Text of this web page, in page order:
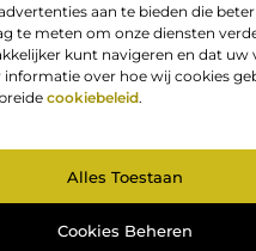
aan te bieden die
te meten om onze diensten
kunt navigeren en dat
over hoe wij cookies
cookiebeleid.
Alles Toestaan
Cookies Beheren